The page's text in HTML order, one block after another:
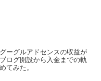
ーグルアドセンスの収益が
ログ開設から入金までの軌
てみた。